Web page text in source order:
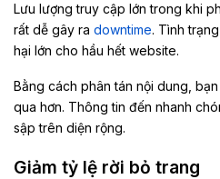
Lưu lượng truy cập lớn trong khi
rất dễ gây ra downtime. Tình
hại lớn cho hầu hết website.
Bằng cách phân tán nội dung,
qua hơn. Thông tin đến nhanh
sập trên diện rộng.
Giảm tỷ lệ rời bỏ trang